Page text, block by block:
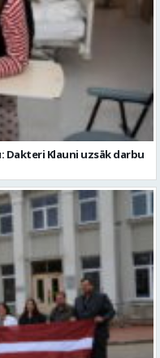
Klauni uzsāk darbu